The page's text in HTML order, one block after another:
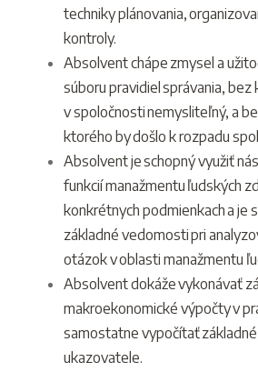
techniky plánovania,
kontroly.
Absolvent chápe zmysel a
súboru pravidiel správania,
v spoločnosti nemysliteľný, a
ktorého by došlo k rozpadu
Absolvent je schopný využiť
funkcií manažmentu ľudských
konkrétnych podmienkach a je
základné vedomosti pri
otázok v oblasti manažmentu
Absolvent dokáže vykonávať
makroekonomické výpočty v
samostatne vypočítať
ukazovatele.